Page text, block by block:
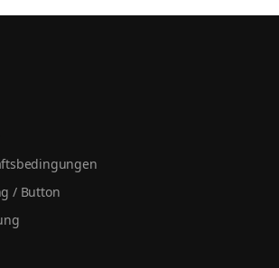
/ Button